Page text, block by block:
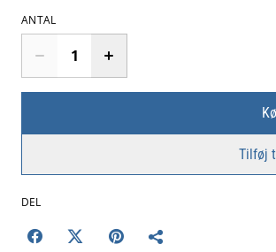
ANTAL
Tilføj
DEL